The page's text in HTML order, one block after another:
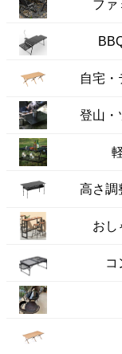
ファ
自宅
登山・
高さ調
おし
コ